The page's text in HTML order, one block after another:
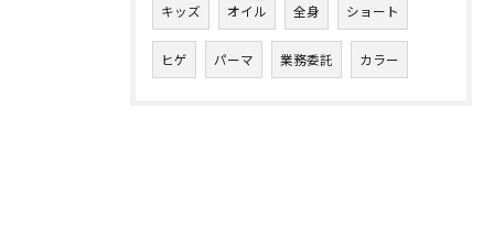
キッズ オイル 全身 ショート
ヒゲ パーマ 業務委託 カラー